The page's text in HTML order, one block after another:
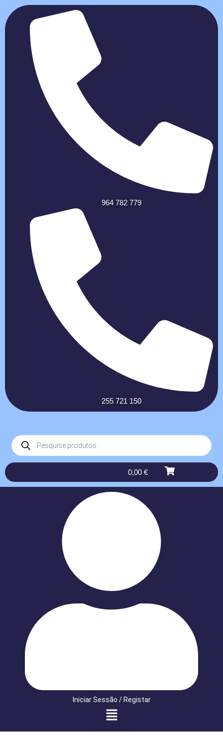
964 782 779
255 721 150
0,00 €
Iniciar Sessão / Registar